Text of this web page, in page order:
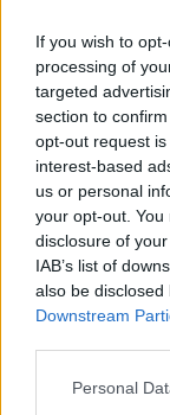
If you wish to
processing of
targeted
section to
opt-out request
interest-based
us or personal
your opt-out.
disclosure of
IAB’s list of
also be
Downstream
Please note that
Personal